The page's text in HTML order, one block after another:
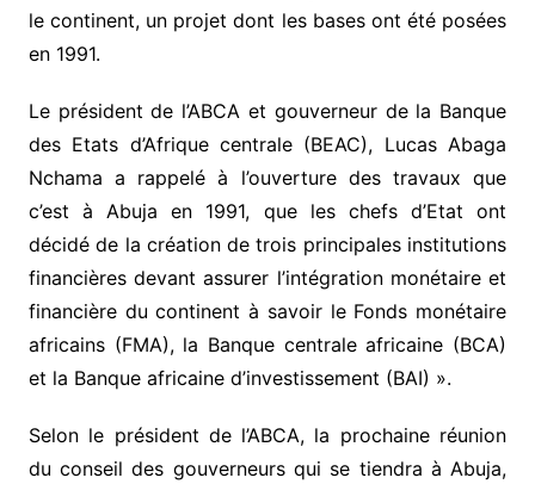
le continent, un projet dont les bases ont été posées
en 1991.
Le président de l’ABCA et gouverneur de la Banque
des Etats d’Afrique centrale (BEAC), Lucas Abaga
Nchama a rappelé à l’ouverture des travaux que
c’est à Abuja en 1991, que les chefs d’Etat ont
décidé de la création de trois principales institutions
financières devant assurer l’intégration monétaire et
financière du continent à savoir le Fonds monétaire
africains (FMA), la Banque centrale africaine (BCA)
et la Banque africaine d’investissement (BAI) ».
Selon le président de l’ABCA, la prochaine réunion
du conseil des gouverneurs qui se tiendra à Abuja,